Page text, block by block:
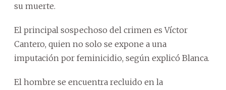
su muerte.
El principal sospechoso del crimen es Víctor
Cantero, quien no solo se expone a una
imputación por feminicidio, según explicó Blanca.
El hombre se encuentra recluido en la